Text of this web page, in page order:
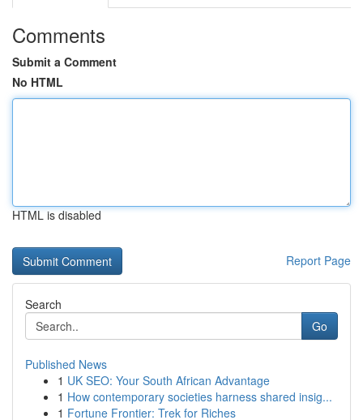
Comments
Submit a Comment
No HTML
HTML is disabled
Report Page
Search
Go
Published News
1 UK SEO: Your South African Advantage
1 How contemporary societies harness shared insig...
1 Fortune Frontier: Trek for Riches